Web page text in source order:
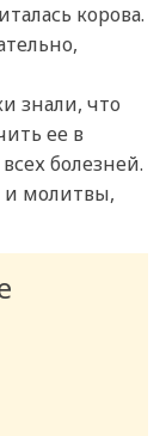
корова.
знали, что
ее в
болезней.
и молитвы,